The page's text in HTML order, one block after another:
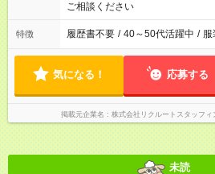
ご相談ください
特徴 履歴書不要 / 40～50代活躍中 / 服
気になる！ 応募する
掲載元企業名 株式会社リクルートスタッフ
未読